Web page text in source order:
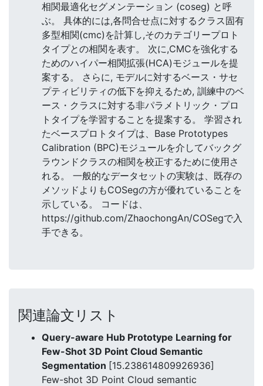
相関最適化セグメンテーション (coseg) と呼
ぶ。 具体的には,各問合せ点に対するクラス固有
多型相関(cmc)を計算し,そのカテゴリープロト
タイプとの相関を表す。 次に,CMCを強化する
ためのハイパー相関拡張(HCA)モジュールを提
案する。 さらに, モデルに対するベース・サセ
プティビリティの低下を抑えるため, 訓練中のベ
ース・クラスに対する非パラメトリック・プロ
トタイプを学習することを提案する。 学習され
たベースプロトタイプは、Base Prototypes
Calibration (BPC)モジュールを介してバックグ
ラウンドクラスの相関を校正するために使用さ
れる。 一般的なデータセットの実験は、既存の
メソッドよりもCOSegの方が優れていることを
示している。 コードは、
https://github.com/ZhaochongAn/COSegで入
手できる。
関連論文リスト
Query-aware Hub Prototype Learning for
Few-Shot 3D Point Cloud Semantic
Segmentation [15.238614809926936]
Few-shot 3D Point Cloud semantic